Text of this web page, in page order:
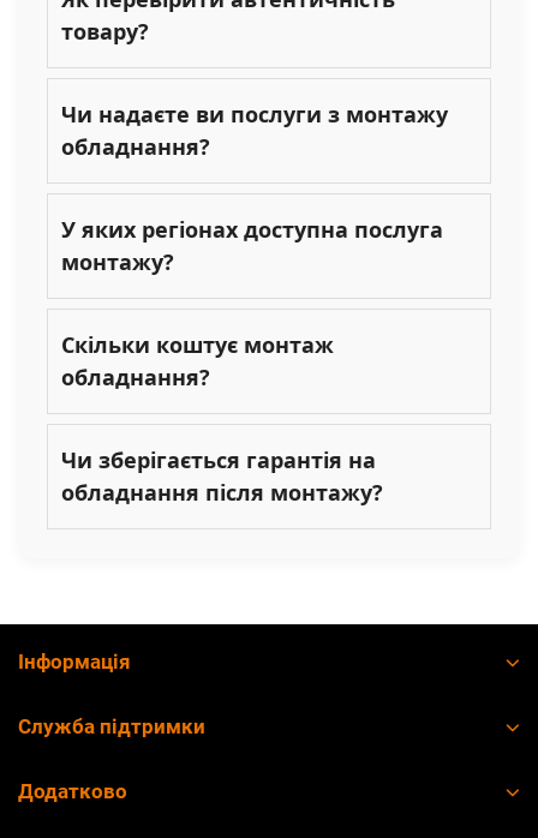
товару?
Чи надаєте ви послуги з монтажу
обладнання?
У яких регіонах доступна послуга
монтажу?
Скільки коштує монтаж
обладнання?
Чи зберігається гарантія на
обладнання після монтажу?
Інформація
Служба підтримки
Додатково